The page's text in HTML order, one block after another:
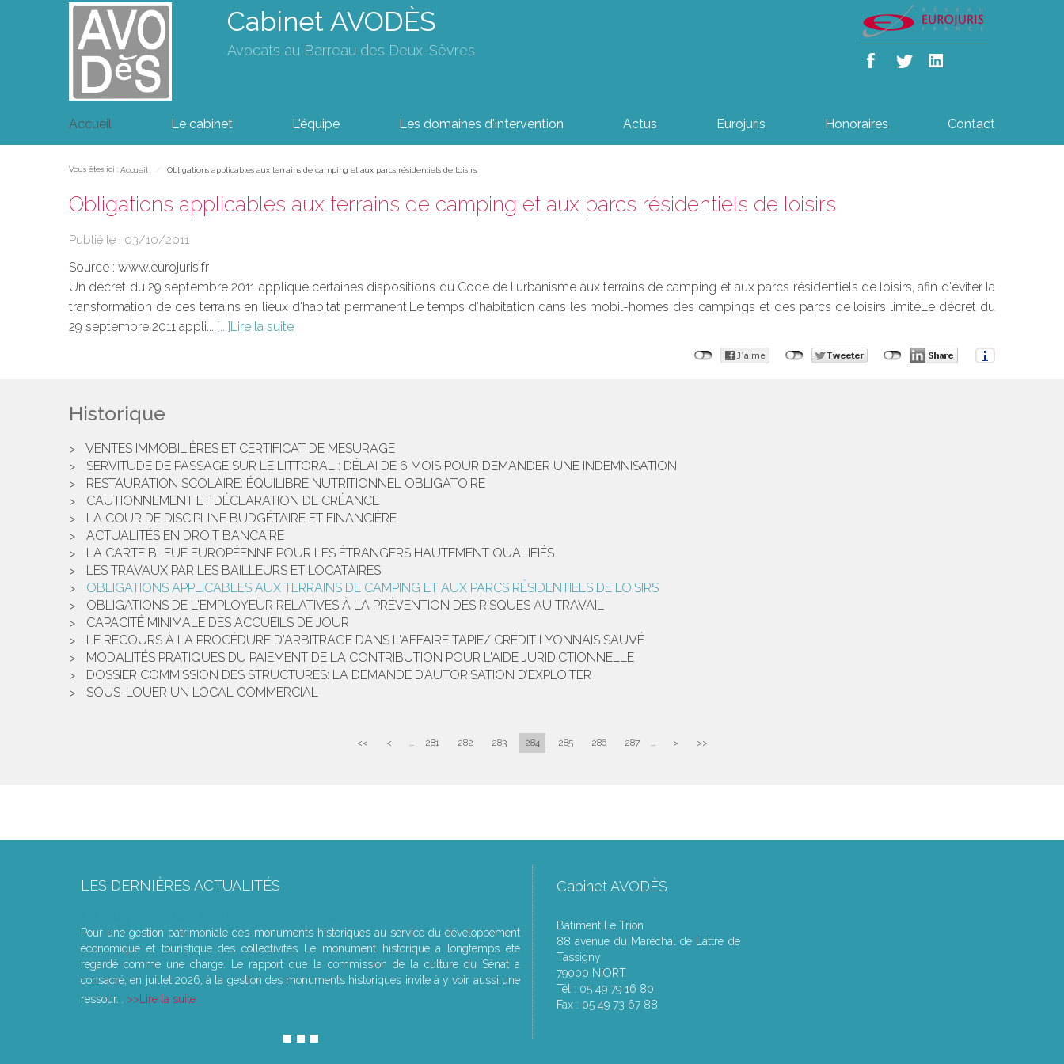
Cabinet AVODÈS
Avocats au Barreau des Deux-Sèvres
Accueil Le cabinet L'équipe Les domaines d'intervention Actus Eurojuris Honoraires Contact
Vous êtes ici : Accueil Obligations applicables aux terrains de camping et aux parcs résidentiels de loisirs
Obligations applicables aux terrains de camping et aux parcs résidentiels de loisirs
Publié le : 03/10/2011
Source : www.eurojuris.fr
Un décret du 29 septembre 2011 applique certaines dispositions du Code de l'urbanisme aux terrains de camping et aux parcs résidentiels de loisirs, afin d'éviter la
transformation de ces terrains en lieux d'habitat permanent.Le temps d’habitation dans les mobil-homes des campings et des parcs de loisirs limitéLe décret du
29 septembre 2011 appli...
Lire la suite
Historique
VENTES IMMOBILIÈRES ET CERTIFICAT DE MESURAGE
SERVITUDE DE PASSAGE SUR LE LITTORAL : DÉLAI DE 6 MOIS POUR DEMANDER UNE INDEMNISATION
RESTAURATION SCOLAIRE: ÉQUILIBRE NUTRITIONNEL OBLIGATOIRE
CAUTIONNEMENT ET DÉCLARATION DE CRÉANCE
LA COUR DE DISCIPLINE BUDGÉTAIRE ET FINANCIÈRE
ACTUALITÉS EN DROIT BANCAIRE
LA CARTE BLEUE EUROPÉENNE POUR LES ÉTRANGERS HAUTEMENT QUALIFIÉS
LES TRAVAUX PAR LES BAILLEURS ET LOCATAIRES
OBLIGATIONS APPLICABLES AUX TERRAINS DE CAMPING ET AUX PARCS RÉSIDENTIELS DE LOISIRS
OBLIGATIONS DE L'EMPLOYEUR RELATIVES À LA PRÉVENTION DES RISQUES AU TRAVAIL
CAPACITÉ MINIMALE DES ACCUEILS DE JOUR
LE RECOURS À LA PROCÉDURE D'ARBITRAGE DANS L'AFFAIRE TAPIE/ CRÉDIT LYONNAIS SAUVÉ
MODALITÉS PRATIQUES DU PAIEMENT DE LA CONTRIBUTION POUR L'AIDE JURIDICTIONNELLE
DOSSIER COMMISSION DES STRUCTURES: LA DEMANDE D’AUTORISATION D’EXPLOITER
SOUS-LOUER UN LOCAL COMMERCIAL
<< < ... 281 282 283 284 285 286 287 ... > >>
LES DERNIÈRES ACTUALITÉS
Pour une gestion patrimoniale des monuments historiques au service du développement
économique et touristique des collectivités Le monument historique a longtemps été
regardé comme une charge. Le rapport que la commission de la culture du Sénat a
consacré, en juillet 2026, à la gestion des monuments historiques invite à y voir aussi une
ressour...
Lire la suite
Cabinet AVODÈS
Bâtiment Le Trion
88 avenue du Maréchal de Lattre de
Tassigny
79000 NIORT
Tél : 05 49 79 16 80
Fax : 05 49 73 67 88